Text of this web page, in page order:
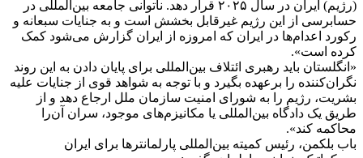
(رژیم) ایران در سال ۲۰۲۵ قرار دهد. ناتوانی جامعه بین‌المللی در
حسابرسی از این رژیم غیرقابل بخشش است و به جنایات سبعانه و
رکورد اعدام‌ها در ایران که امروزه از ایران گزارش می‌شود کمک
کرده است».
«انگلستان باید رهبری ائتلاف بین‌المللی برای پایان دادن به این روند
نگران‌کننده را برعهده بگیرد و با توجه به شواهد قوی از جنایات علیه
بشریت، رژیم را به شورای امنیت سازمان ملل ارجاع دهد و از
طریق یک دادگاه بین‌المللی یا مکانیزم‌های موجود، سران آن‌را
محاکمه کند».
باب بلکمن، رئیس کمیته بین‌المللی پارلمانترها برای ایران